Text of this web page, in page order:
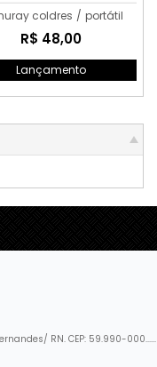
coldres / portátil
R$ 48,00
Lançamento
RN. CEP: 59.990-000......